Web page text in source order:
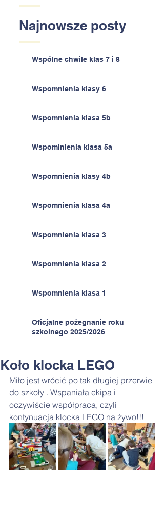
Najnowsze posty
Wspólne chwile klas 7 i 8
Wspomnienia klasy 6
Wspomnienia klasa 5b
Wspominienia klasa 5a
Wspomnienia klasy 4b
Wspomnienia klasa 4a
Wspomnienia klasa 3
Wspomnienia klasa 2
Wspomnienia klasa 1
Oficjalne pożegnanie roku
szkolnego 2025/2026
Koło klocka LEGO
Miło jest wrócić po tak długiej przerwie
do szkoły . Wspaniała ekipa i
oczywiście współpraca, czyli
kontynuacja klocka LEGO na żywo!!!